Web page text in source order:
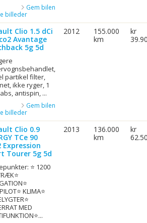
Gem bilen
billeder
Clio 1.5 dCi
Avantage
5g 5d
partikel filter,
ikke ryger, 1
antispin, ...
Gem bilen
billeder
2012
155.000
km
kr
Clio 0.9
TCe 90
Expression
Tourer 5g 5d
⭐ 1200
KLIMA⭐
MED
2013
136.000
km
kr